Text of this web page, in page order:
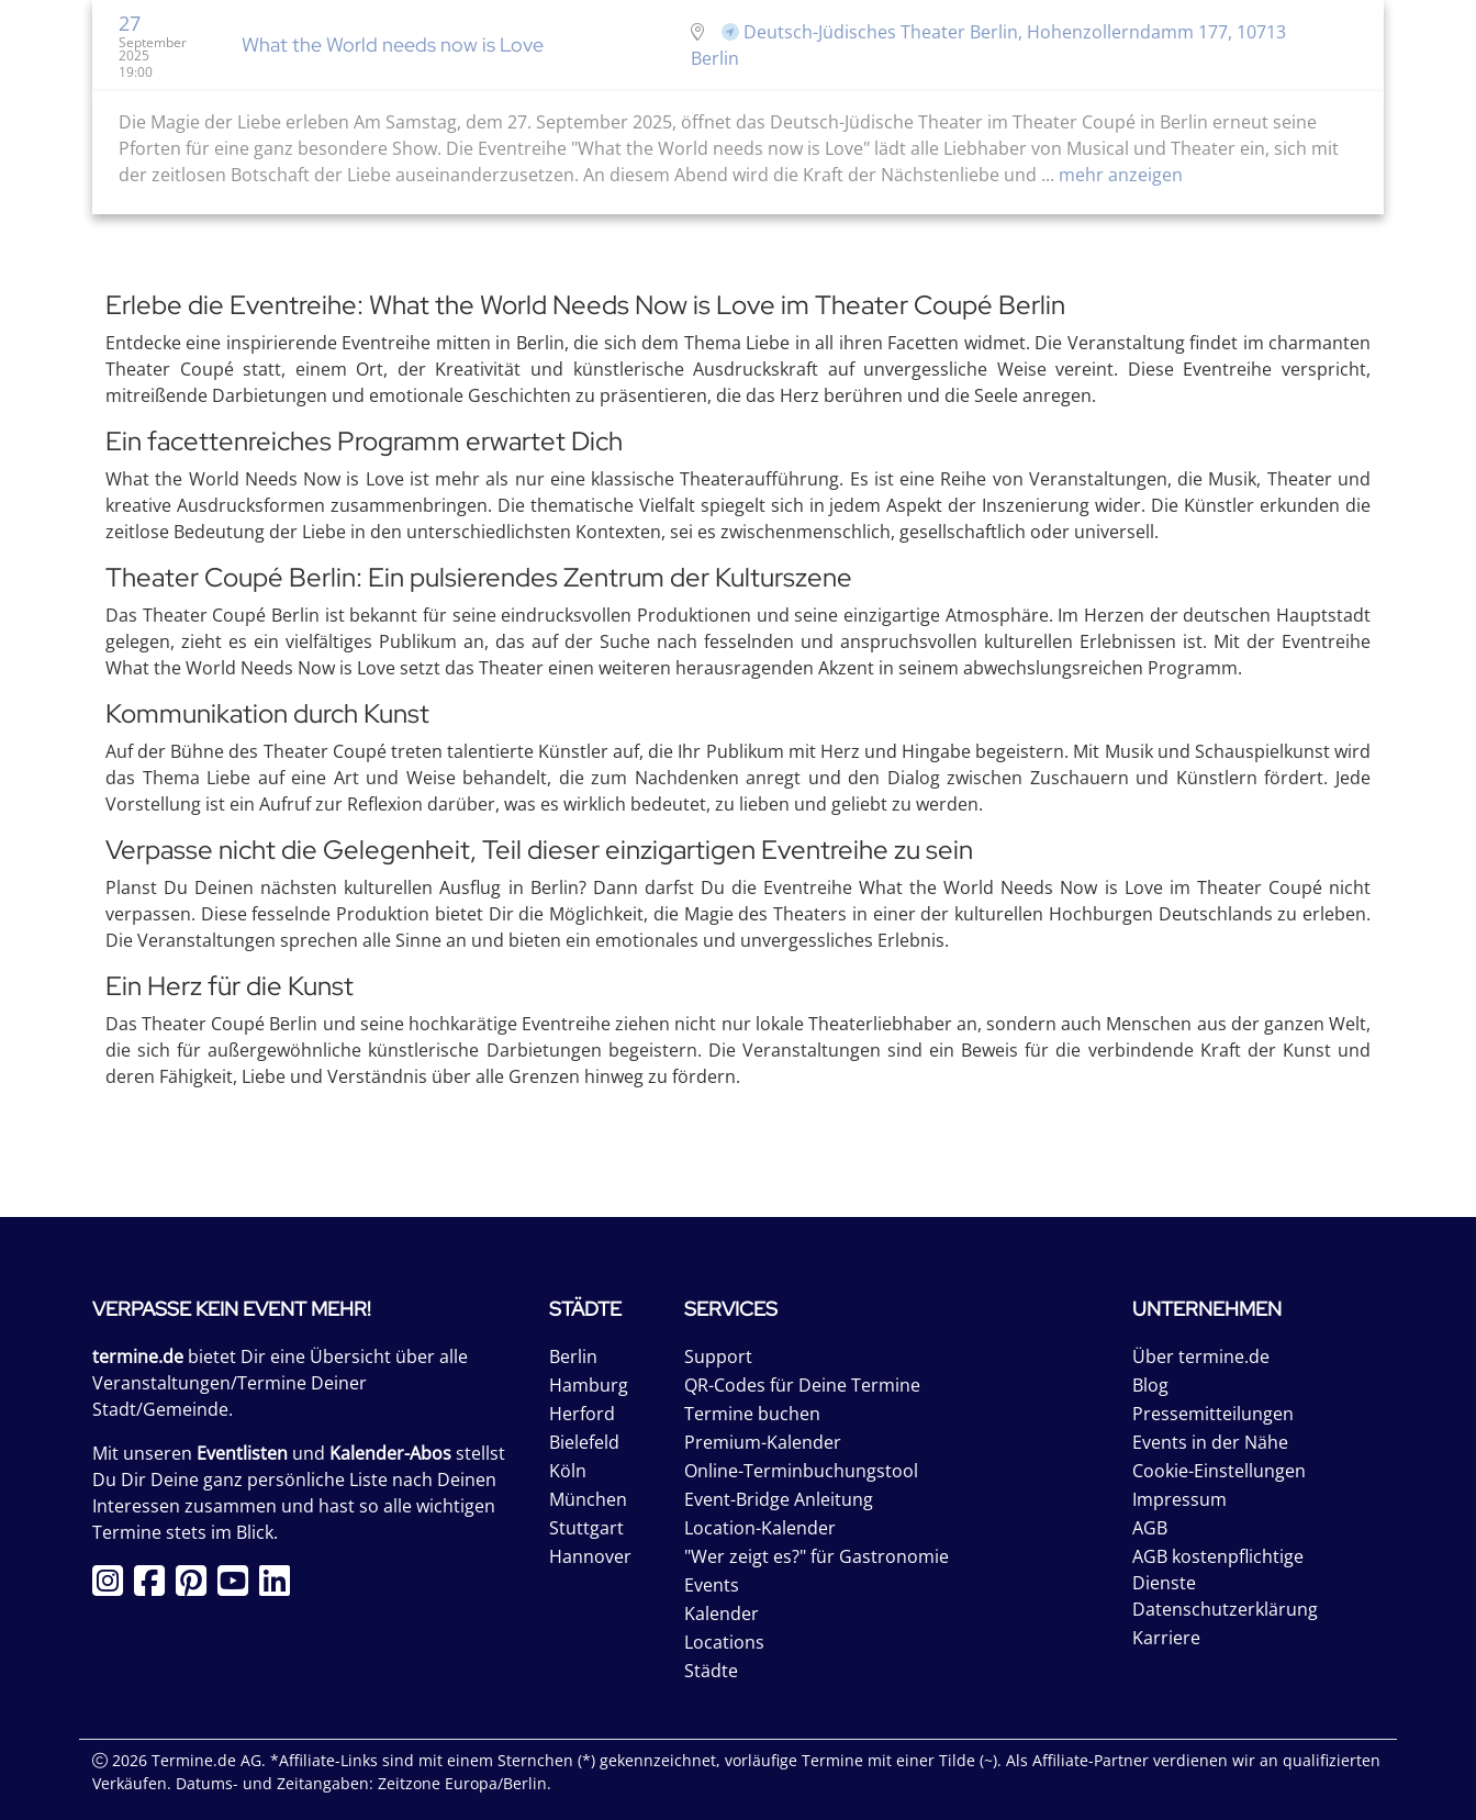
27
September
2025
19:00
What the World needs now is Love
Deutsch-Jüdisches Theater Berlin, Hohenzollerndamm 177, 10713
Berlin
Die Magie der Liebe erleben Am Samstag, dem 27. September 2025, öffnet das Deutsch-Jüdische Theater im Theater Coupé in Berlin erneut seine
Pforten für eine ganz besondere Show. Die Eventreihe "What the World needs now is Love" lädt alle Liebhaber von Musical und Theater ein, sich mit
der zeitlosen Botschaft der Liebe auseinanderzusetzen. An diesem Abend wird die Kraft der Nächstenliebe und ... mehr anzeigen
Erlebe die Eventreihe: What the World Needs Now is Love im Theater Coupé Berlin
Entdecke eine inspirierende Eventreihe mitten in Berlin, die sich dem Thema Liebe in all ihren Facetten widmet. Die Veranstaltung findet im charmanten
Theater Coupé statt, einem Ort, der Kreativität und künstlerische Ausdruckskraft auf unvergessliche Weise vereint. Diese Eventreihe verspricht,
mitreißende Darbietungen und emotionale Geschichten zu präsentieren, die das Herz berühren und die Seele anregen.
Ein facettenreiches Programm erwartet Dich
What the World Needs Now is Love ist mehr als nur eine klassische Theateraufführung. Es ist eine Reihe von Veranstaltungen, die Musik, Theater und
kreative Ausdrucksformen zusammenbringen. Die thematische Vielfalt spiegelt sich in jedem Aspekt der Inszenierung wider. Die Künstler erkunden die
zeitlose Bedeutung der Liebe in den unterschiedlichsten Kontexten, sei es zwischenmenschlich, gesellschaftlich oder universell.
Theater Coupé Berlin: Ein pulsierendes Zentrum der Kulturszene
Das Theater Coupé Berlin ist bekannt für seine eindrucksvollen Produktionen und seine einzigartige Atmosphäre. Im Herzen der deutschen Hauptstadt
gelegen, zieht es ein vielfältiges Publikum an, das auf der Suche nach fesselnden und anspruchsvollen kulturellen Erlebnissen ist. Mit der Eventreihe
What the World Needs Now is Love setzt das Theater einen weiteren herausragenden Akzent in seinem abwechslungsreichen Programm.
Kommunikation durch Kunst
Auf der Bühne des Theater Coupé treten talentierte Künstler auf, die Ihr Publikum mit Herz und Hingabe begeistern. Mit Musik und Schauspielkunst wird
das Thema Liebe auf eine Art und Weise behandelt, die zum Nachdenken anregt und den Dialog zwischen Zuschauern und Künstlern fördert. Jede
Vorstellung ist ein Aufruf zur Reflexion darüber, was es wirklich bedeutet, zu lieben und geliebt zu werden.
Verpasse nicht die Gelegenheit, Teil dieser einzigartigen Eventreihe zu sein
Planst Du Deinen nächsten kulturellen Ausflug in Berlin? Dann darfst Du die Eventreihe What the World Needs Now is Love im Theater Coupé nicht
verpassen. Diese fesselnde Produktion bietet Dir die Möglichkeit, die Magie des Theaters in einer der kulturellen Hochburgen Deutschlands zu erleben.
Die Veranstaltungen sprechen alle Sinne an und bieten ein emotionales und unvergessliches Erlebnis.
Ein Herz für die Kunst
Das Theater Coupé Berlin und seine hochkarätige Eventreihe ziehen nicht nur lokale Theaterliebhaber an, sondern auch Menschen aus der ganzen Welt,
die sich für außergewöhnliche künstlerische Darbietungen begeistern. Die Veranstaltungen sind ein Beweis für die verbindende Kraft der Kunst und
deren Fähigkeit, Liebe und Verständnis über alle Grenzen hinweg zu fördern.
VERPASSE KEIN EVENT MEHR!
termine.de bietet Dir eine Übersicht über alle
Veranstaltungen/Termine Deiner
Stadt/Gemeinde.
Mit unseren Eventlisten und Kalender-Abosstellst
Du Dir Deine ganz persönliche Liste nach Deinen
Interessen zusammen und hast so alle wichtigen
Termine stets im Blick.
STÄDTE
Berlin
Hamburg
Herford
Bielefeld
Köln
München
Stuttgart
Hannover
SERVICES
Support
QR-Codes für Deine Termine
Termine buchen
Premium-Kalender
Online-Terminbuchungstool
Event-Bridge Anleitung
Location-Kalender
"Wer zeigt es?" für Gastronomie
Events
Kalender
Locations
Städte
UNTERNEHMEN
Über termine.de
Blog
Pressemitteilungen
Events in der Nähe
Cookie-Einstellungen
Impressum
AGB
AGB kostenpflichtige
Dienste
Datenschutzerklärung
Karriere
2026 Termine.de AG. *Affiliate-Links sind mit einem Sternchen (*) gekennzeichnet, vorläufige Termine mit einer Tilde (~). Als Affiliate-Partner verdienen wir an qualifizierten
Verkäufen. Datums- und Zeitangaben: Zeitzone Europa/Berlin.